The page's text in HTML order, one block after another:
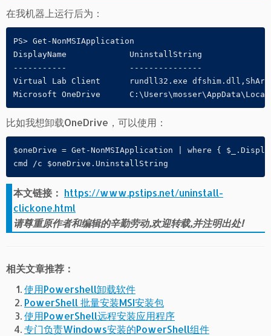
在我机器上运行后为：
PS> Get-NonMSIApplication
DisplayName        	UninstallString
-----------        	---------------
Virtual Lab Client 	rundll32.exe dfshim.dll,ShArpMaintain VirtualLabClientUI.application, Culture=neutral, PublicKeyT.
比如我想卸载OneDrive，可以使用：
$oneDrive = Get-NonMSIApplication | where {
cmd /c $oneDrive.UninstallString
本文链接： https://www.pstips.net/uninstall-
clickone.html
请尊重原作者和编辑的辛勤劳动,欢迎转载,并注明出处!
相关文章推荐：
使用Powershell卸载软件
PowerShell 批量安装MSI安装包
使用PowerShell远程安装应用程序
专门负责Windows安装的PowerShell组件